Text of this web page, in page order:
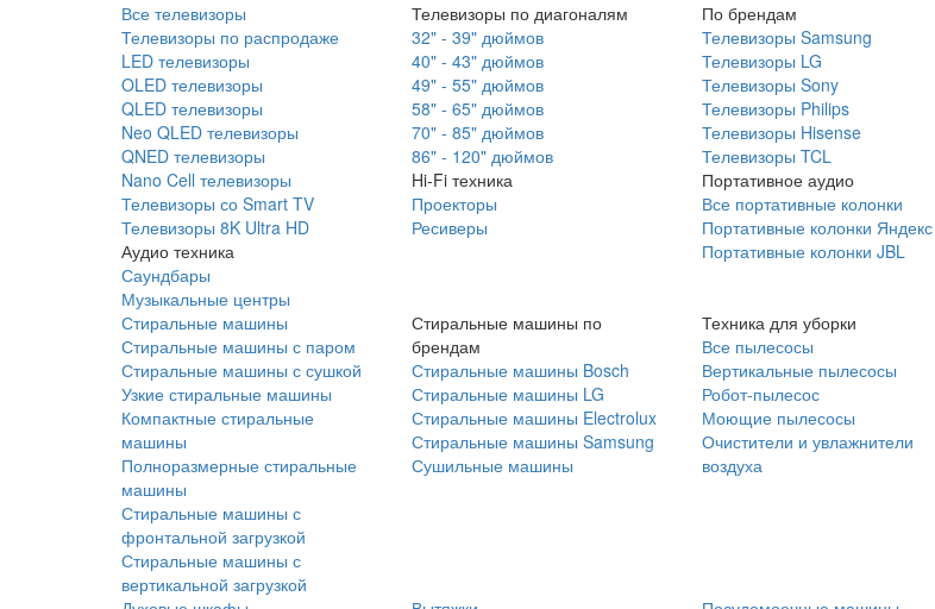
Все телевизоры
Телевизоры по распродаже
LED телевизоры
OLED телевизоры
QLED телевизоры
Neo QLED телевизоры
QNED телевизоры
Nano Cell телевизоры
Телевизоры со Smart TV
Телевизоры 8K Ultra HD
Аудио техника
Саундбары
Музыкальные центры
Телевизоры по диагоналям
32" - 39" дюймов
40" - 43" дюймов
49" - 55" дюймов
58" - 65" дюймов
70" - 85" дюймов
86" - 120" дюймов
Hi-Fi техника
Проекторы
Ресиверы
По брендам
Телевизоры Samsung
Телевизоры LG
Телевизоры Sony
Телевизоры Philips
Телевизоры Hisense
Телевизоры TCL
Портативное аудио
Все портативные колонки
Портативные колонки Яндекс
Портативные колонки JBL
Стиральные машины
Стиральные машины с паром
Стиральные машины с сушкой
Узкие стиральные машины
Компактные стиральные
машины
Полноразмерные стиральные
машины
Стиральные машины с
фронтальной загрузкой
Стиральные машины с
вертикальной загрузкой
Стиральные машины по
брендам
Стиральные машины Bosch
Стиральные машины LG
Стиральные машины Electrolux
Стиральные машины Samsung
Сушильные машины
Техника для уборки
Все пылесосы
Вертикальные пылесосы
Робот-пылесос
Моющие пылесосы
Очистители и увлажнители
воздуха